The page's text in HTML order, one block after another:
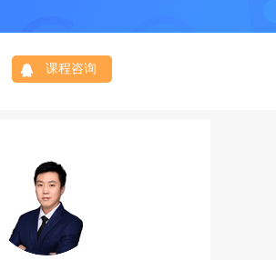
课程咨询